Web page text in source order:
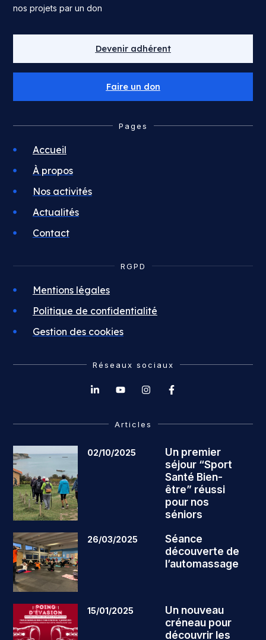
nos projets par un don
Devenir adhérent
Faire un don
Pages
Accueil
À propos
Nos activités
Actualités
Contact
RGPD
Mentions légales
Politique de confidentialité
Gestion des cookies
Réseaux sociaux
Articles
02/10/2025
Un premier
séjour “Sport
Santé Bien-
être” réussi
pour nos
séniors
26/03/2025
Séance
découverte de
l’automassage
15/01/2025
Un nouveau
créneau pour
découvrir les